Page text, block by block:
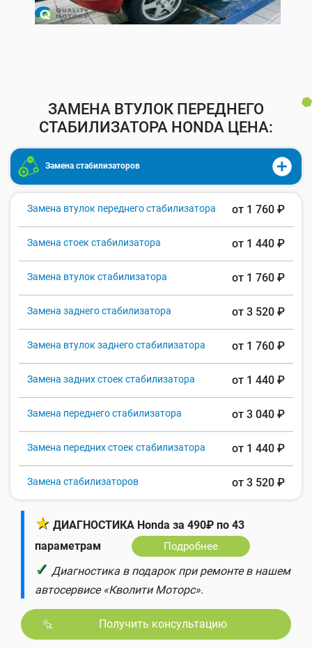
ЗАМЕНА ВТУЛОК ПЕРЕДНЕГО
СТАБИЛИЗАТОРА HONDA ЦЕНА:
Замена стабилизаторов
Замена втулок переднего стабилизатора от 1 760 ₽
Замена стоек стабилизатора от 1 440 ₽
Замена втулок стабилизатора от 1 760 ₽
Замена заднего стабилизатора от 3 520 ₽
Замена втулок заднего стабилизатора от 1 760 ₽
Замена задних стоек стабилизатора от 1 440 ₽
Замена переднего стабилизатора от 3 040 ₽
Замена передних стоек стабилизатора от 1 440 ₽
Замена стабилизаторов от 3 520 ₽
★ ДИАГНОСТИКА Honda за 490₽ по 43
параметрам
Подробнее
✓ Диагностика в подарок при ремонте в нашем
автосервисе «Кволити Моторс».
Получить консультацию